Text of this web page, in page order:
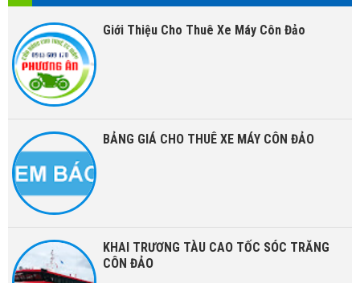
Giới Thiệu Cho Thuê Xe Máy Côn Đảo
BẢNG GIÁ CHO THUÊ XE MÁY CÔN ĐẢO
KHAI TRƯƠNG TÀU CAO TỐC SÓC TRĂNG
CÔN ĐẢO